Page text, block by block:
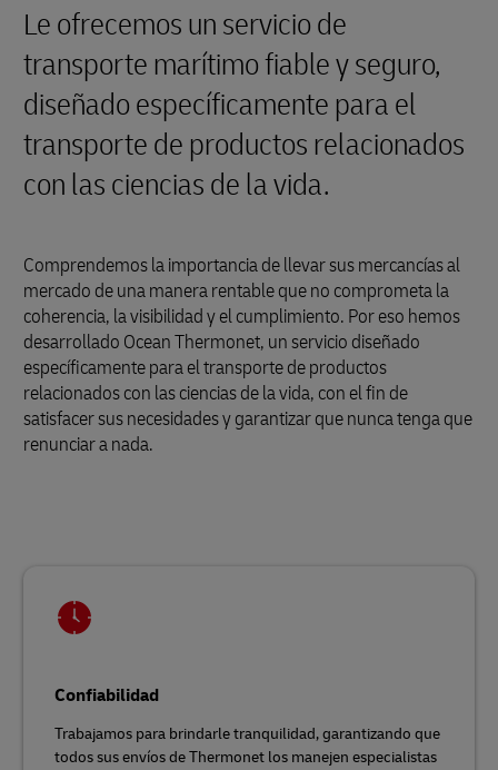
Le ofrecemos un servicio de
transporte marítimo fiable y seguro,
diseñado específicamente para el
transporte de productos relacionados
con las ciencias de la vida.
Comprendemos la importancia de llevar sus mercancías al
mercado de una manera rentable que no comprometa la
coherencia, la visibilidad y el cumplimiento. Por eso hemos
desarrollado Ocean Thermonet, un servicio diseñado
específicamente para el transporte de productos
relacionados con las ciencias de la vida, con el fin de
satisfacer sus necesidades y garantizar que nunca tenga que
renunciar a nada.
Confiabilidad
Trabajamos para brindarle tranquilidad, garantizando que
todos sus envíos de Thermonet los manejen especialistas